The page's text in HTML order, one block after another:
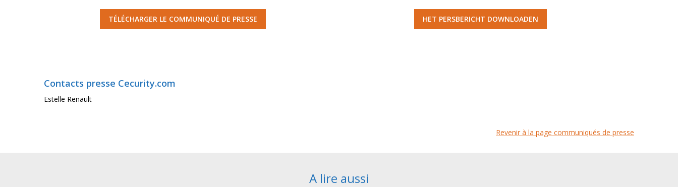
TÉLÉCHARGER LE COMMUNIQUÉ DE PRESSE HET PERSBERICHT DOWNLOADEN
Contacts presse Cecurity.com
Estelle Renault
Revenir à la page communiqués de presse
A lire aussi